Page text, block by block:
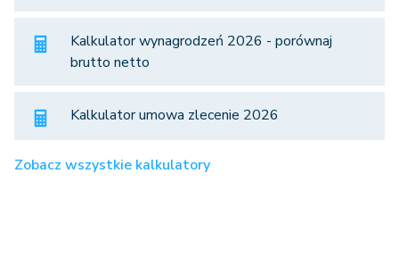
Kalkulator wynagrodzeń 2026 - porównaj
brutto netto
Kalkulator umowa zlecenie 2026
Zobacz wszystkie kalkulatory